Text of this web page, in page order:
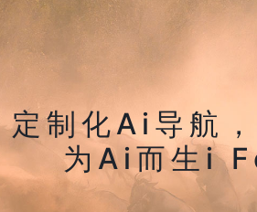
定制化Ai导航
为Ai而生i